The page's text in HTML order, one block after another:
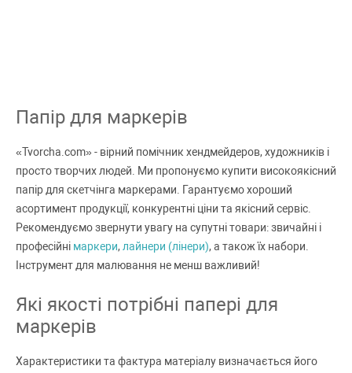
Папір для маркерів
«Tvorcha.com» - вірний помічник хендмейдеров, художників і
просто творчих людей. Ми пропонуємо купити високоякісний
папір для скетчінга маркерами. Гарантуємо хороший
асортимент продукції, конкурентні ціни та якісний сервіс.
Рекомендуємо звернути увагу на супутні товари: звичайні і
професійні маркери, лайнери (лінери), а також їх набори.
Інструмент для малювання не менш важливий!
Які якості потрібні папері для
маркерів
Характеристики та фактура матеріалу визначається його